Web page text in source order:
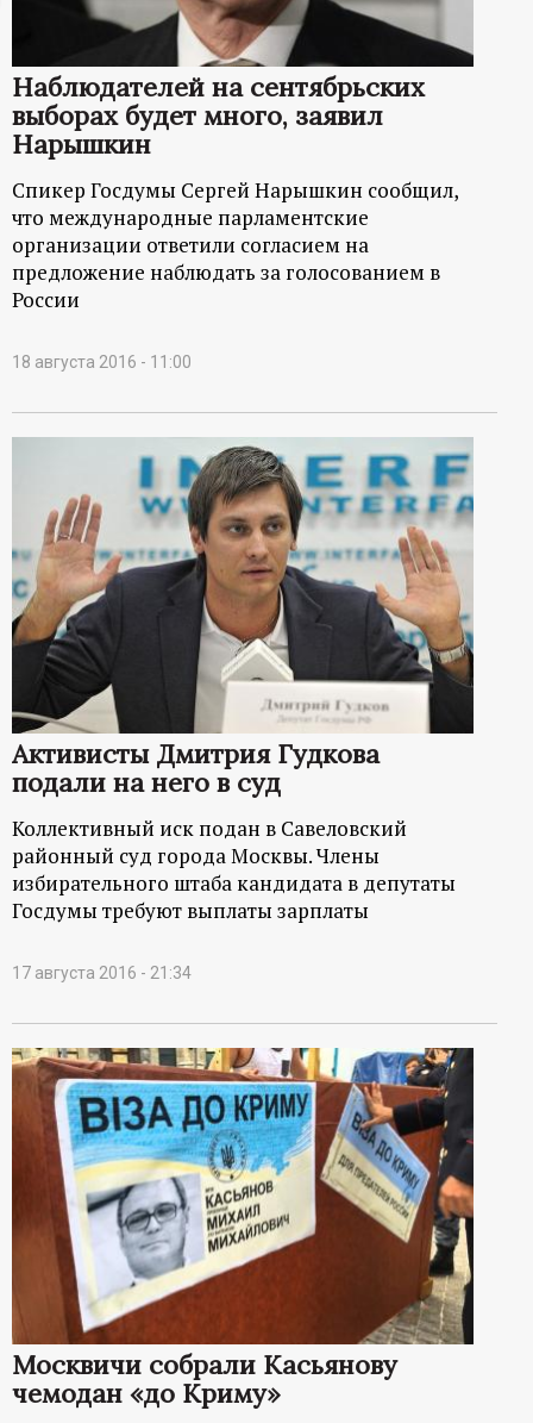
и
о
н
н
ы
й
п
р
т
а
л
Наблюдателей на сентябрьских
выборах будет много, заявил
Нарышкин
Спикер Госдумы Сергей Нарышкин сообщил,
что международные парламентские
организации ответили согласием на
предложение наблюдать за голосованием в
России
18 августа 2016 - 11:00
Активисты Дмитрия Гудкова
подали на него в суд
Коллективный иск подан в Савеловский
районный суд города Москвы. Члены
избирательного штаба кандидата в депутаты
Госдумы требуют выплаты зарплаты
17 августа 2016 - 21:34
Москвичи собрали Касьянову
чемодан «до Криму»